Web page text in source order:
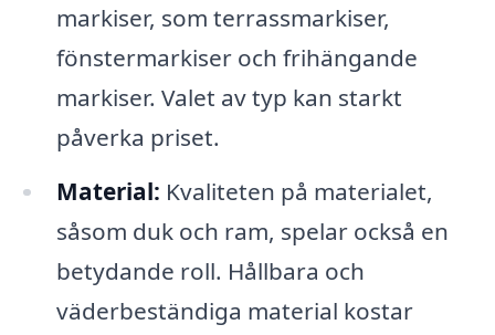
markiser, som terrassmarkiser,
fönstermarkiser och frihängande
markiser. Valet av typ kan starkt
påverka priset.
Material: Kvaliteten på materialet,
såsom duk och ram, spelar också en
betydande roll. Hållbara och
väderbeständiga material kostar